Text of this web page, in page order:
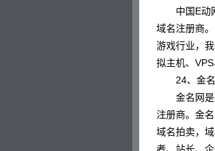
中国E动网
域名注册商
游戏行业，
拟主机、
24、金名
金名网是通
注册商。金
域名拍卖，